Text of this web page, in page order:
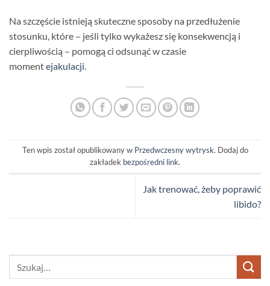
Na szczęście istnieją skuteczne sposoby na przedłużenie
stosunku, które – jeśli tylko wykażesz się konsekwencją i
cierpliwością – pomogą ci odsunąć w czasie
momentejakulacji.
Ten wpis został opublikowany w Przedwczesny wytrysk. Dodaj do
zakładek bezpośredni link.
Jak trenować, żeby poprawić
libido?